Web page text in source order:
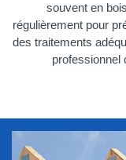
souvent en
régulièrement pour
des traitements
professionnel